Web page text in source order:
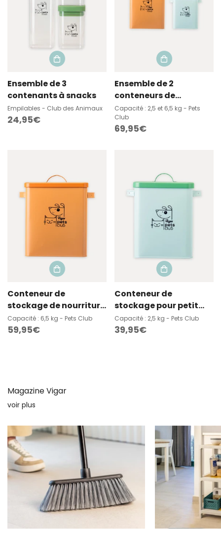
Ensemble de 3
contenants à snacks
Empilables - Club des Animaux
Prix
24,95€
Ensemble de 2
conteneurs de
stockage de nourriture
Capacité : 2,5 et 6,5 kg - Pets
Club
Prix
69,95€
Conteneur de
stockage de nourriture
pour animaux grand
Capacité : 6,5 kg - Pets Club
Prix
59,95€
Conteneur de
stockage pour petit
aliment
Capacité : 2,5 kg - Pets Club
Prix
39,95€
Magazine Vigar
voir plus